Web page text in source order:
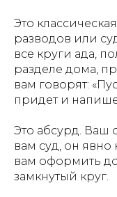
Это
разводов или
все круги ада,
разделе дома,
вам говорят:
придет и
Это абсурд. Ваш
вам суд, он
вам оформить
замкнутый круг.